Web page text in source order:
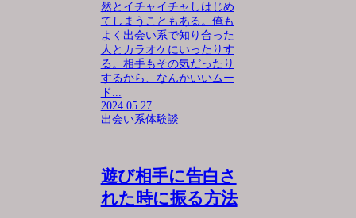
然とイチャイチャしはじめ
てしまうこともある。俺も
よく出会い系で知り合った
人とカラオケにいったりす
る。相手もその気だったり
するから、なんかいいムー
ド...
2024.05.27
出会い系体験談
遊び相手に告白さ
れた時に振る方法